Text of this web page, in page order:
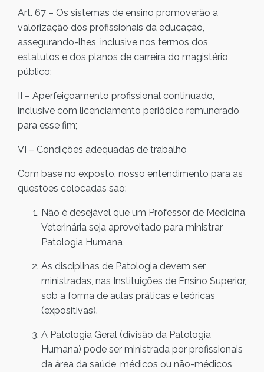
Art. 67 – Os sistemas de ensino promoverão a
valorização dos profissionais da educação,
assegurando-lhes, inclusive nos termos dos
estatutos e dos planos de carreira do magistério
público:
II – Aperfeiçoamento profissional continuado,
inclusive com licenciamento periódico remunerado
para esse fim;
VI – Condições adequadas de trabalho
Com base no exposto, nosso entendimento para as
questões colocadas são:
Não é desejável que um Professor de Medicina
Veterinária seja aproveitado para ministrar
Patologia Humana
As disciplinas de Patologia devem ser
ministradas, nas Instituições de Ensino Superior,
sob a forma de aulas práticas e teóricas
(expositivas).
A Patologia Geral (divisão da Patologia
Humana) pode ser ministrada por profissionais
da área da saúde, médicos ou não-médicos,